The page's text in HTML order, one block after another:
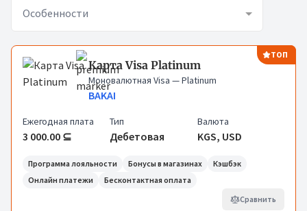
Особенности
Карты ТОП
Карта Visa Platinum
Моновалютная Visa — Platinum
BAKAI
Ежегодная плата
3 000.00 ⊆
Тип
Дебетовая
Валюта
KGS, USD
Программа лояльности Бонусы в магазинах
Кэшбэк
Онлайн платежи
Бесконтактная оплата
Сравнить